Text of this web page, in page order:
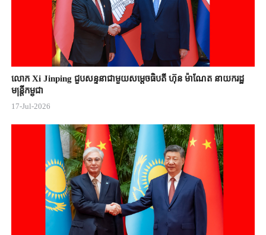
លោក Xi Jinping ជួបសន្ទនាជាមួយសម្តេចធិបតី ហ៊ុន ម៉ាណែត នាយករដ្ឋ
មន្ត្រីកម្ពុជា
17-Jul-2026